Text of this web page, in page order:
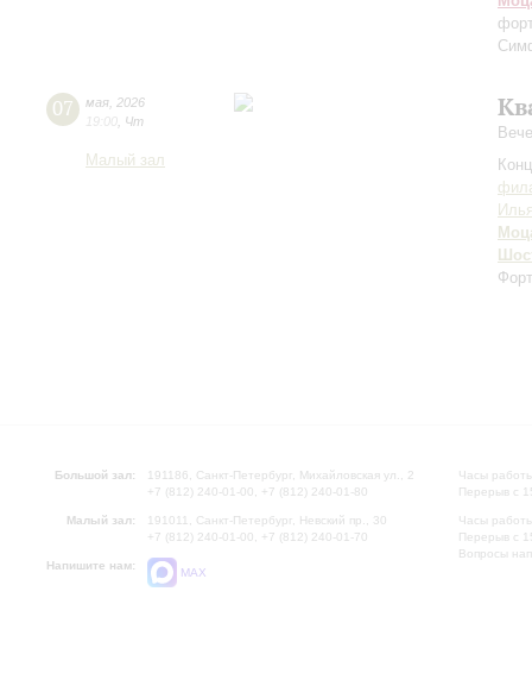
07 мая 2026
19:00 Чт
Малый зал
Большой зал:
191186, Санкт-Петербург, Михайловская ул., 2
+7 (812) 240-01-00, +7 (812) 240-01-80
Малый зал:
191011, Санкт-Петербург, Невский пр., 30
+7 (812) 240-01-00, +7 (812) 240-01-70
Напишите нам:
MAX
Часы
Перерыв с
Часы
Перерыв с
Вопросы